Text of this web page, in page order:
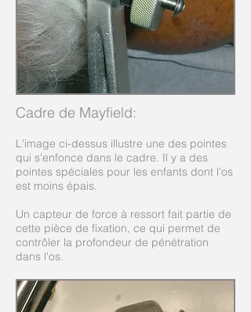
Cadre de Mayfield:
L'image ci-dessus illustre une des pointes
qui s'enfonce dans le cadre. Il y a des
pointes spéciales pour les enfants dont l'os
est moins épais.
Un capteur de force à ressort fait partie de
cette pièce de fixation, ce qui permet de
contrôler la profondeur de pénétration
dans l'os.